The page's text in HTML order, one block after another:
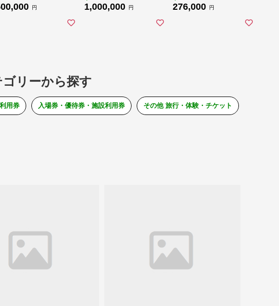
円 1,000,000 円 276,000 円
ゴリーから探す
用券 入場券・優待券・施設利用券 その他 旅行・体験・チケット